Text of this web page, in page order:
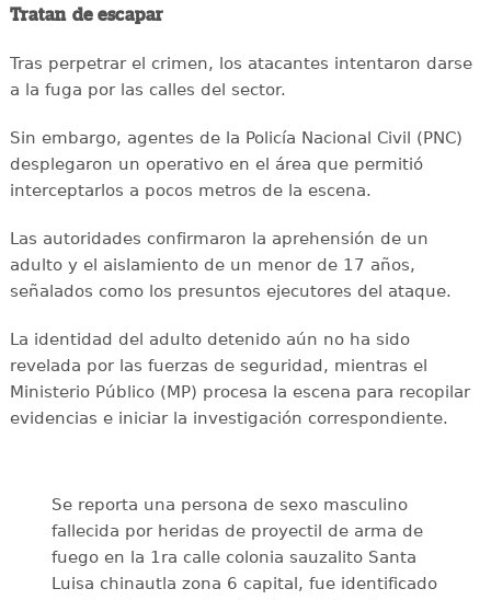
Tratan de escapar
Tras perpetrar el crimen, los atacantes intentaron darse
a la fuga por las calles del sector.
Sin embargo, agentes de la Policía Nacional Civil (PNC)
desplegaron un operativo en el área que permitió
interceptarlos a pocos metros de la escena.
Las autoridades confirmaron la aprehensión de un
adulto y el aislamiento de un menor de 17 años,
señalados como los presuntos ejecutores del ataque.
La identidad del adulto detenido aún no ha sido
revelada por las fuerzas de seguridad, mientras el
Ministerio Público (MP) procesa la escena para recopilar
evidencias e iniciar la investigación correspondiente.
Se reporta una persona de sexo masculino
fallecida por heridas de proyectil de arma de
fuego en la 1ra calle colonia sauzalito Santa
Luisa chinautla zona 6 capital, fue identificado